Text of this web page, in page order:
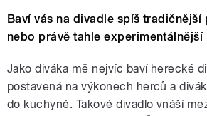
Baví vás na divadle spíš tradičnější
nebo právě tahle experimentálnější
Jako diváka mě nejvíc baví herecké
postavená na výkonech herců a
do kuchyně. Takové divadlo vnáší